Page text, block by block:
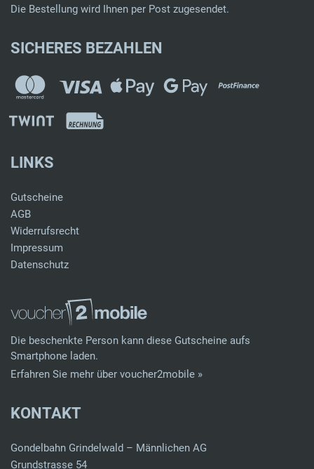
Die Bestellung wird Ihnen per Post zugesendet.
SICHERES BEZAHLEN
LINKS
Gutscheine
AGB
Widerrufsrecht
Impressum
Datenschutz
Die beschenkte Person kann diese Gutscheine aufs
Smartphone laden.
Erfahren Sie mehr über voucher2mobile »
KONTAKT
Gondelbahn Grindelwald – Männlichen AG
Grundstrasse 54